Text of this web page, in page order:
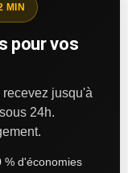
MIN
pour vos
jusqu'à
24h.
% d'économies